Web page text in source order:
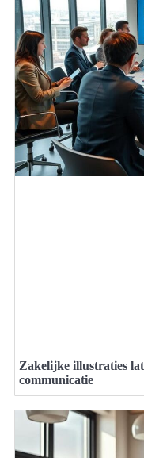
Zakelijke illustraties
communicatie